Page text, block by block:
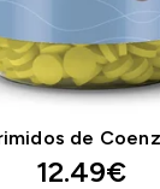
de
12.49€‎